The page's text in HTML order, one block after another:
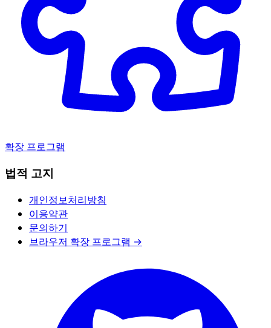
확장 프로그램
법적 고지
개인정보처리방침
이용약관
문의하기
브라우저 확장 프로그램 →